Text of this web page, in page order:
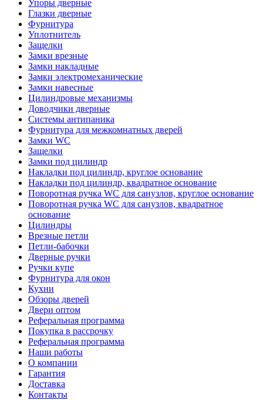
Упоры дверные
Глазки дверные
Фурнитура
Уплотнитель
Защелки
Замки врезные
Замки накладные
Замки электромеханические
Замки навесные
Цилиндровые механизмы
Доводчики дверные
Системы антипаника
Фурнитура для межкомнатных дверей
Замки WC
Защелки
Замки под цилиндр
Накладки под цилиндр, круглое основание
Накладки под цилиндр, квадратное основание
Поворотная ручка WC для санузлов, круглое основание
Поворотная ручка WC для санузлов, квадратное
основание
Цилиндры
Врезные петли
Петли-бабочки
Дверные ручки
Ручки купе
Фурнитура для окон
Кухни
Обзоры дверей
Двери оптом
Реферальная программа
Покупка в рассрочку
Реферальная программа
Наши работы
О компании
Гарантия
Доставка
Контакты